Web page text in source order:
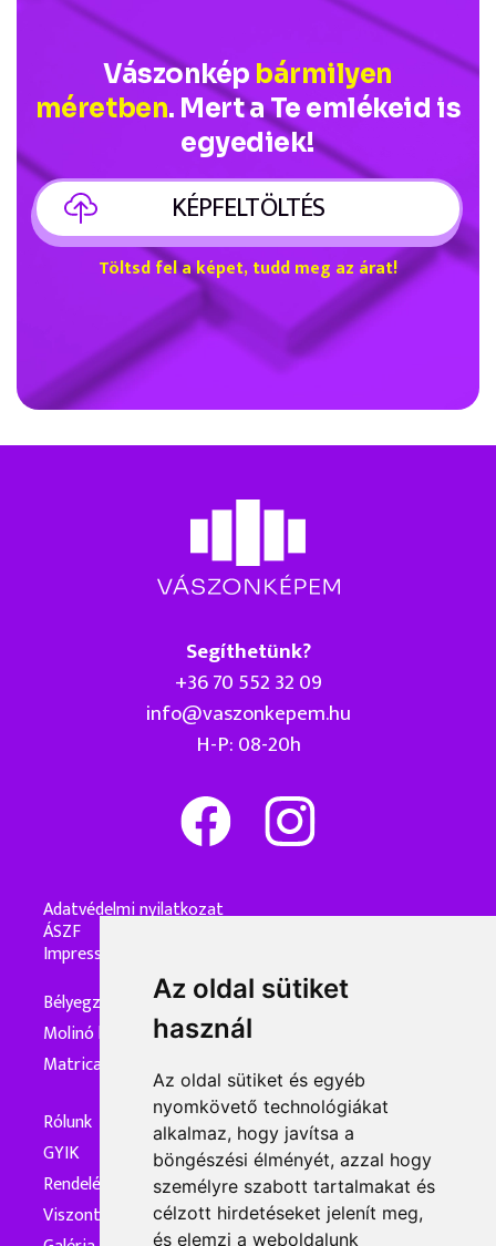
Az oldal sütiket
használ
Az oldal sütiket és egyéb
nyomkövető technológiákat
alkalmaz, hogy javítsa a
böngészési élményét, azzal hogy
személyre szabott tartalmakat és
célzott hirdetéseket jelenít meg,
és elemzi a weboldalunk
Vászonkép bármilyen
méretben. Mert a Te emlékeid is
egyediek!
KÉPFELTÖLTÉS
Töltsd fel a képet, tudd meg az árat!
Segíthetünk?
+36 70 552 32 09
info@vaszonkepem.hu
H-P: 08-20h
Rólunk
GYIK
Rendelés és kiszállítás
Viszonteladóknak
Bélyegzőkészítés
Molinó készítés
Matrica készítés
Adatvédelmi nyilatkozat
ÁSZF
Impresszum